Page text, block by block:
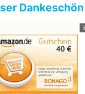
Dankeschön
i